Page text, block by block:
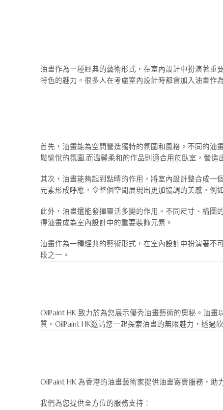
油畫作為一種經典的藝術形式，在室內設計中扮演著重
特色的魅力。很多人在考慮室內設計時都會加入油畫作
首先，油畫能為空間營造獨特的氛圍和風格。不同的油
鬆愉悅的氛圍,而溫馨柔和的作品則適合用於臥室，營
其次，油畫能夠起到點睛的作用，將室內設計整合成一
元素形成呼應，令整個空間展現出更加協調的美感。例
此外，油畫還能發揮靈活多變的作用。不同尺寸、構圖
得油畫成為室內設計中的重要裝飾元素。
油畫作為一種經典的藝術形式，在室內設計中扮演著不
段之一。
OilPaint HK 致力於為您展示優秀油畫藝術的奧秘。油
質。OilPaint HK邀請您一起探索油畫的無限魅力，透過
OilPaint HK 為香港的油畫藝術家提供油畫寄賣服務，
我們為您提供全方位的服務支持：